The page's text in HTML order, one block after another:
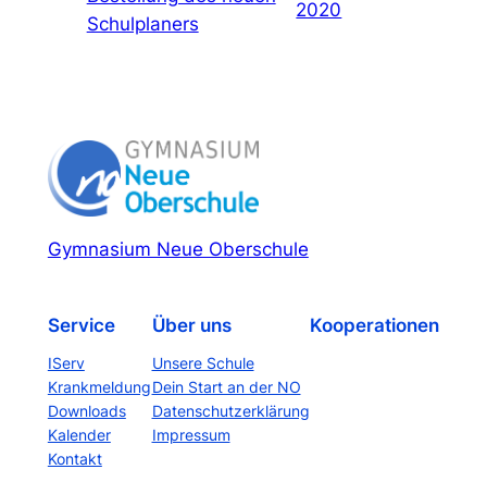
Schulplaners
2020
Gymnasium Neue Oberschule
Service
IServ
Krankmeldung
Downloads
Kalender
Kontakt
Über uns
Unsere Schule
Dein Start an der NO
Datenschutzerklärung
Impressum
Kooperationen